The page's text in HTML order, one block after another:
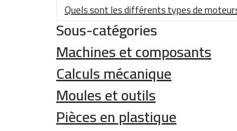
Quels sont les différents types de
Sous-catégories
Machines et composants
Calculs mécanique
Moules et outils
Pièces en plastique